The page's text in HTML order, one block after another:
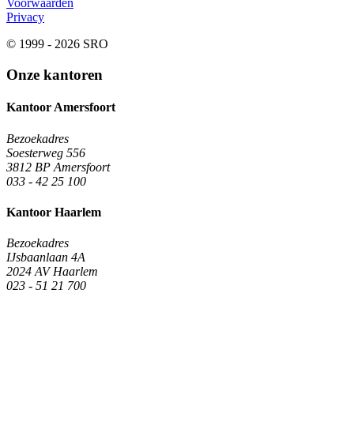
Voorwaarden
Privacy
© 1999 - 2026 SRO
Onze kantoren
Kantoor Amersfoort
Bezoekadres
Soesterweg 556
3812 BP Amersfoort
033 - 42 25 100
Kantoor Haarlem
Bezoekadres
IJsbaanlaan 4A
2024 AV Haarlem
023 - 51 21 700